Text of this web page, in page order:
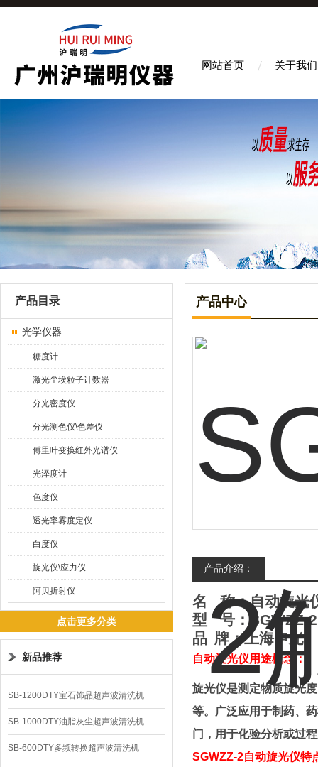
网站首页 关于我们
产品目录
光学仪器
糖度计
激光尘埃粒子计数器
分光密度仪
分光测色仪\色差仪
傅里叶变换红外光谱仪
光泽度计
色度仪
透光率雾度定仪
白度仪
旋光仪\应力仪
阿贝折射仪
点击更多分类
新品推荐
SB-1200DTY宝石饰品超声波清洗机
SB-1000DTY油脂灰尘超声波清洗机
SB-600DTY多频转换超声波清洗机
产品中心
产品介绍：
名 称：自动旋光
型
号： SGWZZ-2
品 牌：上海申光
自动旋光仪用途概念：
旋光仪是测定物质旋光
等。广泛应用于制药、
门，用于化验分析或过
SGWZZ-2自动旋光仪特